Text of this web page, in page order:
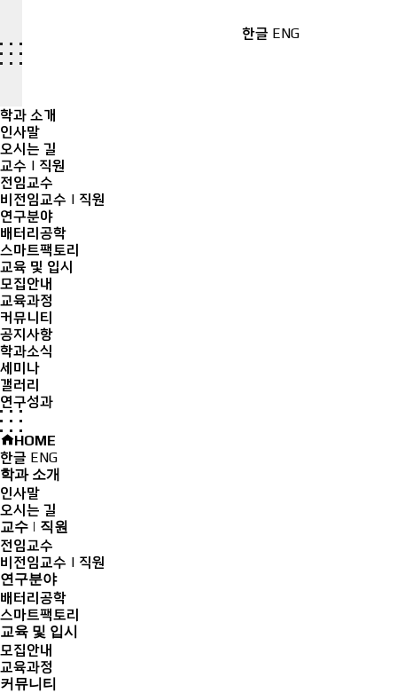
한글 ENG
학과 소개
인사말
오시는 길
교수 | 직원
전임교수
비전임교수 | 직원
연구분야
배터리공학
스마트팩토리
교육 및 입시
모집안내
교육과정
커뮤니티
공지사항
학과소식
세미나
갤러리
연구성과
HOME
한글 ENG
학과 소개
인사말
오시는 길
교수 | 직원
전임교수
비전임교수 | 직원
연구분야
배터리공학
스마트팩토리
교육 및 입시
모집안내
교육과정
커뮤니티